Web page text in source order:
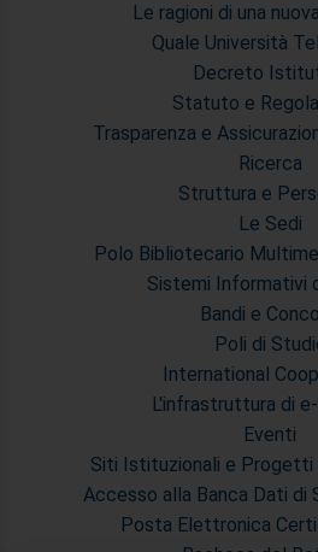
Le ragioni di una
Quale Università
Decreto
Statuto e
Trasparenza e
Ricerca
Struttura e
Le Sedi
Polo Bibliotecario
Sistemi Informativi
Bandi e
Poli di
International
L'infrastruttura di
Eventi
Siti Istituzionali e Progetti
Accesso alla Banca Dati di
Posta Elettronica